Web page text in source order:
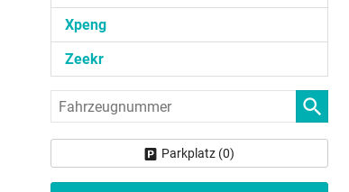
Xpeng
Zeekr
Fahrzeugnummer
Parkplatz (0)